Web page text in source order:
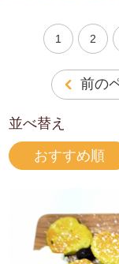
前の
1 2
並べ替え
おすすめ順